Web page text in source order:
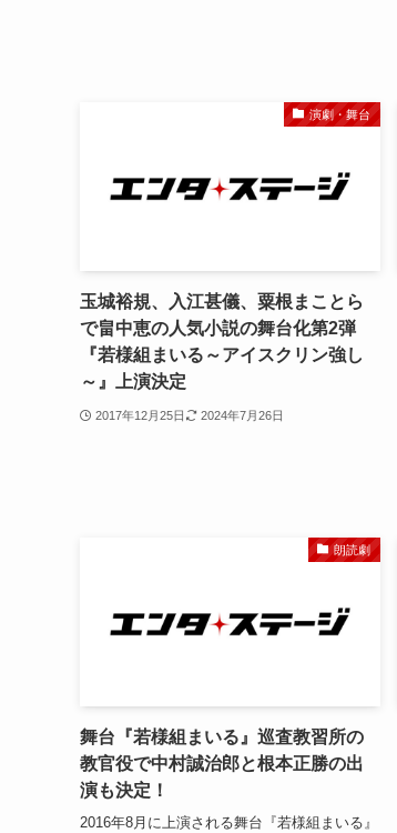
演劇・舞台
玉城裕規、入江甚儀、粟根まことら
で畠中恵の人気小説の舞台化第2弾
『若様組まいる～アイスクリン強し
～』上演決定
2017年12月25日 2024年7月26日
朗読劇
舞台『若様組まいる』巡査教習所の
教官役で中村誠治郎と根本正勝の出
演も決定！
2016年8月に上演される舞台『若様組まいる』